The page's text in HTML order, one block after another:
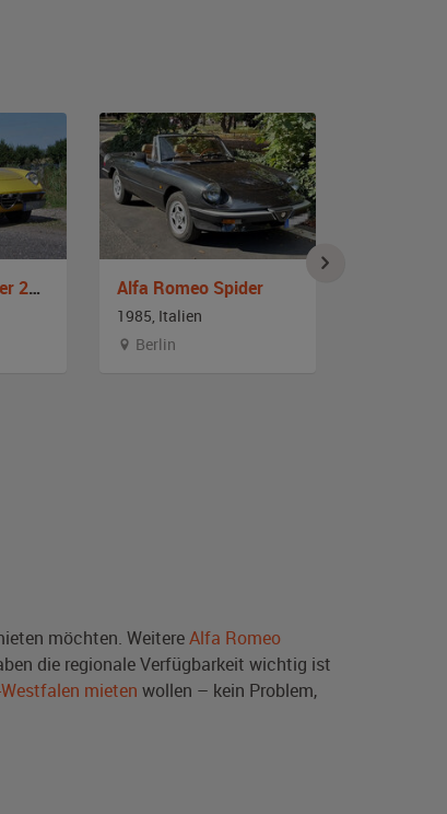
Alfa Romeo Spider 2000 Veloce Alfa Romeo Spider
1985, Italien
Berlin
möchten. WeitereAlfa Romeo
die regionale Verfügbarkeit wichtig ist
mieten wollen – kein Problem,